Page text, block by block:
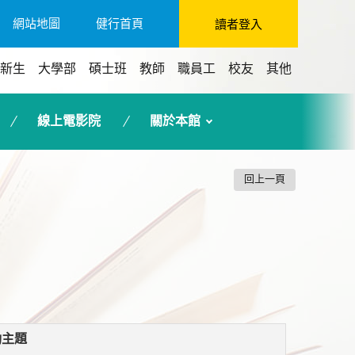
網站地圖 健行首頁 讀者登入
新生 大學部 碩士班 教師 職員工 校友 其他
線上電影院 關於本館
回上一頁
題